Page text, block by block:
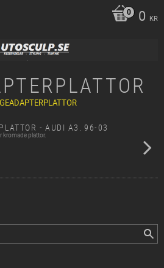
0 KR
- AUDI A3. 96-03
kromade plattor.